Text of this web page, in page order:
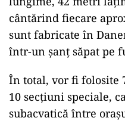
cântărind fiecare
sunt fabricate în
într-un șanț săpat pe
În total, vor fi folosite
10 secțiuni speciale,
subacvatică între